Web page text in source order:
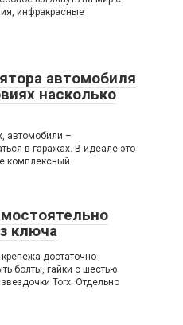
инфракрасные
автомобиля
насколько
автомобили –
в гаражах. В идеале это
комплексный
ключа
достаточно
болты, гайки с шестью
Torx. Отдельно